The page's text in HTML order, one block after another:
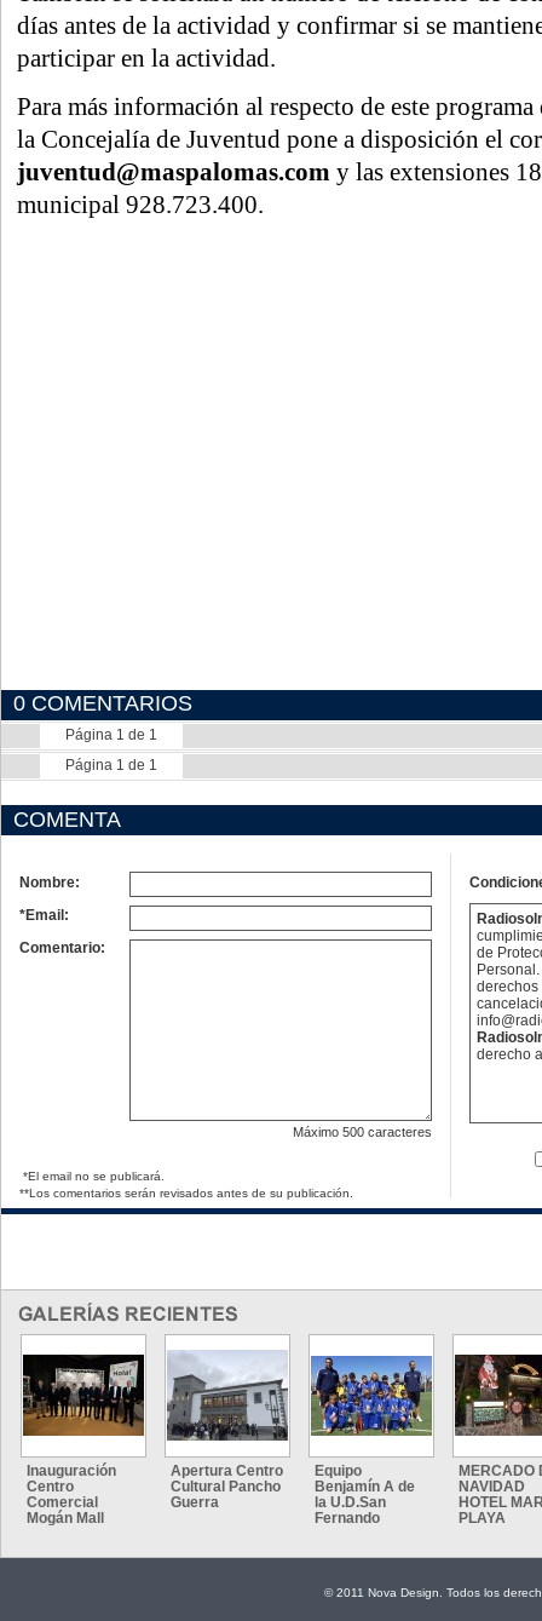
días antes de la actividad y confirmar si se
participar en la actividad.
Para más información al respecto de este
la Concejalía de Juventud pone a disposición el
juventud@maspalomas.com y las extensiones
municipal 928.723.400.
0 COMENTARIOS
Página 1 de 1
Página 1 de 1
COMENTA
Nombre:
*Email:
Comentario:
Máximo 500 caracteres
*El email no se publicará.
**Los comentarios serán revisados antes de su publicación.
de
derechos
derecho
Inauguración
Centro
Comercial
Mogán Mall
Apertura Centro
Cultural Pancho
Guerra
Equipo
Benjamín A de
la U.D.San
Fernando
MERCADO
NAVIDAD
HOTEL
PLAYA
© 2011 Nova Design. Todos los